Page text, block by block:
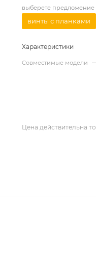
выберете предложение
винты с планками
Характеристики
Совместимые модели
Цена действительна